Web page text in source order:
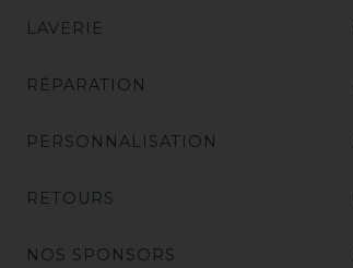
LAVERIE
RÉPARATION
PERSONNALISATION
RETOURS
NOS SPONSORS